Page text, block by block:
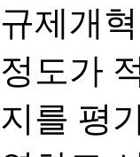
규제개
정도가
지를 평